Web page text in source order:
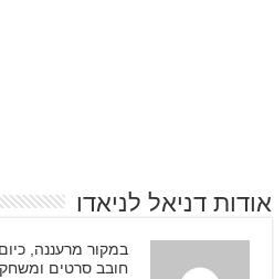
אודות דניאל לניאדו
במקור מרעננה,
חובב סרטים